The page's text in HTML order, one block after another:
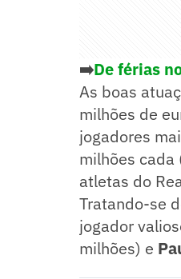
➡️De férias
As boas
milhões de
jogadores
milhões cada
atletas do
Tratando-se
jogador
milhões) e